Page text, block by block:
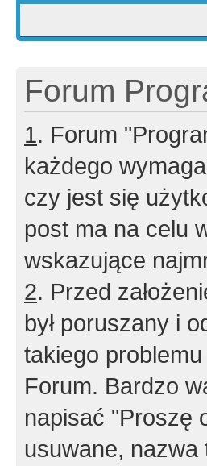
Forum
1. Forum
każdego
czy jest się
post ma na celu
wskazujące
2. Przed
był poruszany i
takiego
Forum. Bardzo
napisać "Proszę
usuwane,